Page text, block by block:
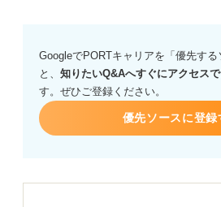
イスをいただけないでしょうか。も
がないのではないかと、不安で押し
GoogleでPORTキャリアを「優先す
と、 知りたいQ&Aへすぐにアクセス
す。ぜひご登録ください。
優先ソースに登録